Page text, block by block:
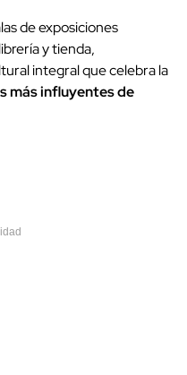
de exposiciones
y tienda,
integral que celebra la
más influyentes de